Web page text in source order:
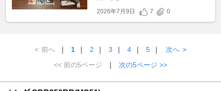
2026年7月9日
7 0
< 前へ ｜ 1 ｜ 2 ｜ 3 ｜ 4 ｜ 5 ｜ 次へ >
<< 前の5ページ
｜ 次の5ページ >>